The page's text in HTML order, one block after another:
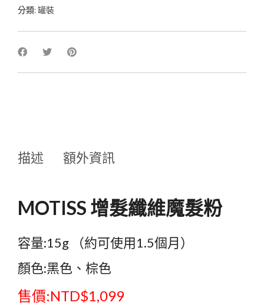
分類: 罐裝
描述 額外資訊
MOTISS 增髮纖維魔髮粉
容量:15g （約可使用1.5個月）
顏色:黑色、棕色
售價:NTD$1,099